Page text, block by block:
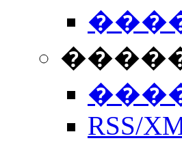
RSS/